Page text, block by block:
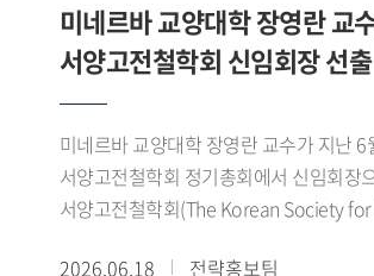
봐주셨으리라 예상합니다. - 교수님은 우
동문이기도 합니다. 한국외대는 교수님에
다행히 한국외대에 장학생으로 입학했고
학업에 집중할 수 있었습니다. 그러다 대
대학에 교환교수로 오신 태국인 교수님
미네르바 교양대학 장영란 교
서양고전철학회 신임회장 선출
미네르바 교양대학 장영란 교수가 지난 6
서양고전철학회 정기총회에서 신임회장
서양고전철학회(The Korean Society
2026.06.18 전략홍보팀